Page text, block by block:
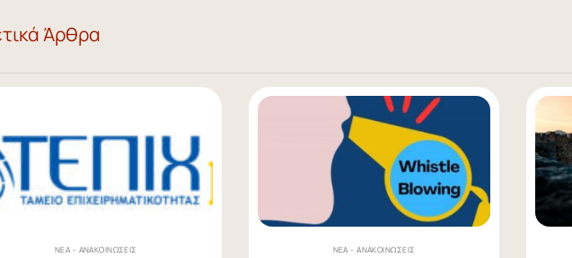
Άρθρα
ΝΈΑ - ΑΝΑΚΟΙΝΏΣΕΙΣ ΝΈΑ - ΑΝΑΚΟΙΝΏΣΕΙΣ